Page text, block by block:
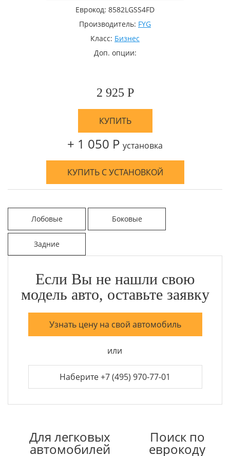
Еврокод: 8582LGSS4FD
Производитель: FYG
Класс: Бизнес
Доп. опции:
2 925 Р
КУПИТЬ
+ 1 050 Р установка
КУПИТЬ С УСТАНОВКОЙ
Лобовые Боковые
Задние
Если Вы не нашли свою
модель авто, оставьте заявку
Узнать цену на свой автомобиль
или
Наберите +7 (495) 970-77-01
Для легковых
автомобилей
Поиск по
еврокоду